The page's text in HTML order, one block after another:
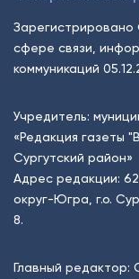
сфере связи,
коммуникаций
Учредитель:
«Редакция газеты
Сургутский район»
Адрес редакции:
округ-Югра, г.о.
8.
Главный редактор: